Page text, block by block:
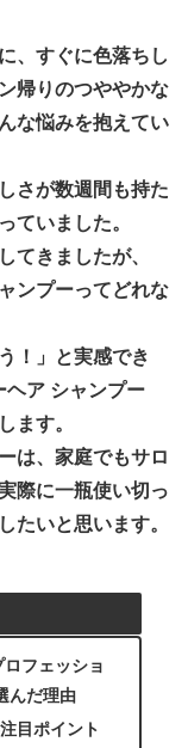
、すぐに色落ちし
帰りのつややかな
な悩みを抱えてい
さが数週間も持た
ていました。
てきましたが、
ンプーってどれな
！」と実感でき
ヘア シャンプー
ます。
は、家庭でもサロ
際に一瓶使い切っ
たいと思います。
フェッショ
んだ理由
目ポイント